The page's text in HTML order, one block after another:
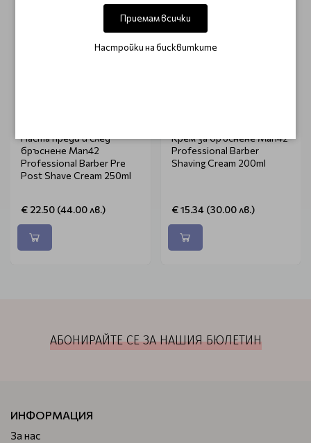
Паста преди и след
бръснене Man42
Professional Barber Pre
Post Shave Cream 250ml
€ 22.50 (44.00 лв.)
Крем за бръснене Man42
Professional Barber
Shaving Cream 200ml
€ 15.34 (30.00 лв.)
АБОНИРАЙТЕ СЕ ЗА НАШИЯ БЮЛЕТИН
ИНФОРМАЦИЯ
За нас
Приемам всички
Настройки на бисквитките